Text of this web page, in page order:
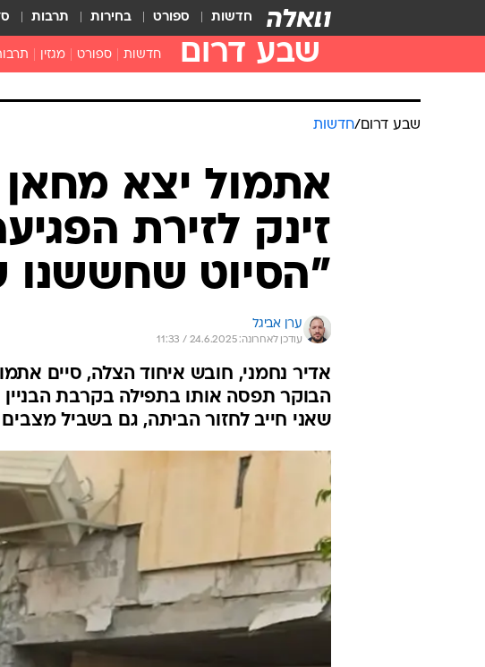
חדשות ספורט בחירות תרבות
שבע דרום חדשות ספורט מגזין
שבע דרום/חדשות
אתמול יצא מחאן
זינק לזירת
"הסיוט שחששנו
ערן אביגל
עודכן לאחרונה: 24.6.2025 / 11:33
אדיר נחמני, חובש איחוד הצלה, סיים
הבוקר תפסה אותו בתפילה בקרבת
שאני חייב לחזור הביתה, גם בשביל